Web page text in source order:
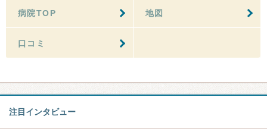
病院TOP 地図
口コミ
注目インタビュー